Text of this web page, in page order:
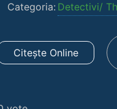
Categoria: Detectivi/
Citește Online